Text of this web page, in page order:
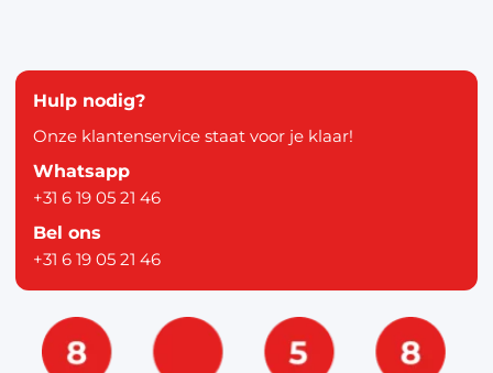
Hulp nodig?
Onze klantenservice staat voor je klaar!
Whatsapp
+31 6 19 05 21 46
Bel ons
+31 6 19 05 21 46